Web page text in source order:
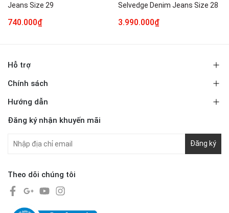
Jeans Size 29
740.000₫
Selvedge Denim Jeans Size 28
3.990.000₫
Hỗ trợ
Chính sách
Hướng dẫn
Đăng ký nhận khuyến mãi
Đăng ký
Theo dõi chúng tôi